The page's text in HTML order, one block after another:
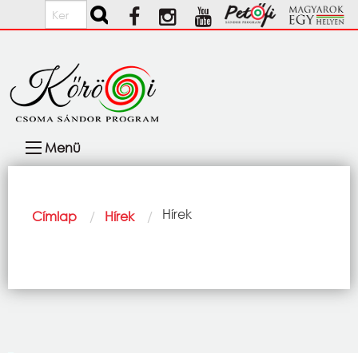
Ugrás a tartalomra
Keresés
navigáció
Menü
Morzsa
Címlap Hírek Current:
Hírek